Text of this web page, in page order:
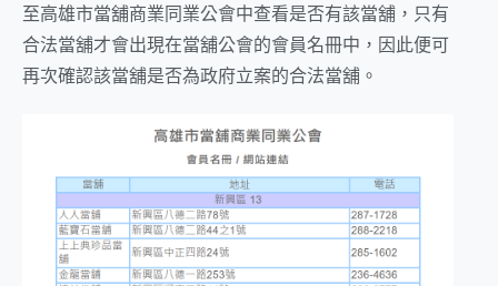
至高雄市當舖商業同業公會中查看是否有該當舖，只有
合法當舖才會出現在當舖公會的會員名冊中，因此便可
再次確認該當舖是否為政府立案的合法當舖。